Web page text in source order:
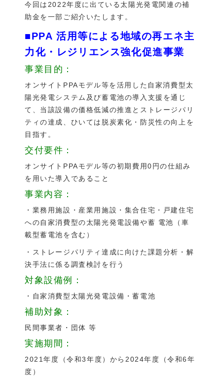
今回は2022年度に出ている太陽光発電関連の補
助金を一部ご紹介いたします。
■PPA 活用等による地域の再エネ主
力化・レジリエンス強化促進事業
事業目的：
オンサイトPPAモデル等を活用した自家消費型太
陽光発電システム及び蓄電池の導入支援を通じ
て、当該設備の価格低減の推進とストレージパリ
ティの達成、ひいては脱炭素化・防災性の向上を
目指す。
交付要件：
オンサイトPPAモデル等の初期費用0円の仕組み
を用いた導入であること
事業内容：
・業務用施設・産業用施設・集合住宅・戸建住宅
への自家消費型の太陽光発電設備や蓄 電池（車
載型蓄電池を含む）
・ストレージパリティ達成に向けた課題分析・解
決手法に係る調査検討を行う
対象設備例：
・自家消費型太陽光発電設備・蓄電池
補助対象：
民間事業者・団体 等
実施期間：
2021年度（令和3年度）から2024年度（令和6年
度）